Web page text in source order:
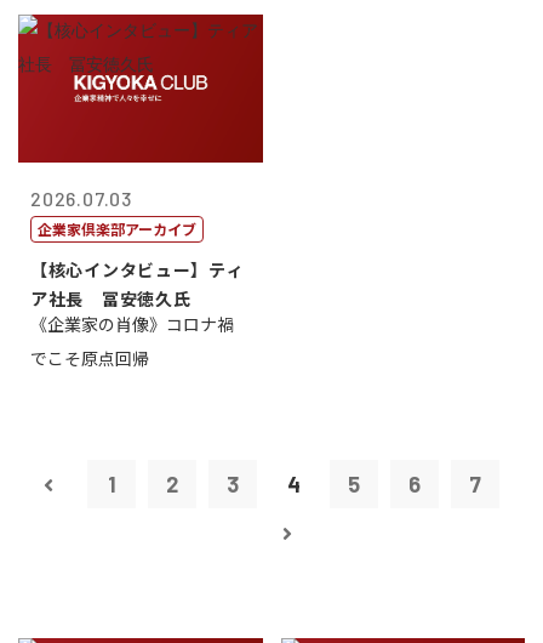
2026.07.03
企業家倶楽部アーカイブ
【核心インタビュー】ティ
ア社長 冨安徳久氏
《企業家の肖像》コロナ禍
でこそ原点回帰
1 2 3 4 5 6 7